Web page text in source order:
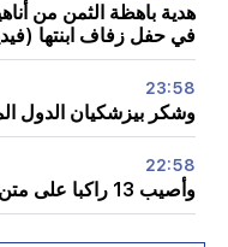
هدية باهظة الثمن من
في حفل زفاف ابنتها
23:58
وشكر بيزشكيان الدول
22:58
وأصيب 13 راكبا على متن الطائرة. الهند
22:15